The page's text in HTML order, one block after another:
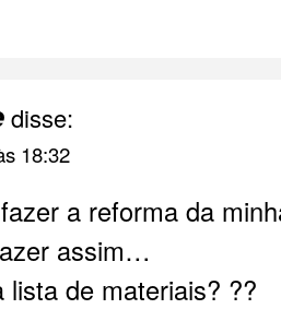
disse:
18:32
a reforma da
assim…
lista de materiais? ??